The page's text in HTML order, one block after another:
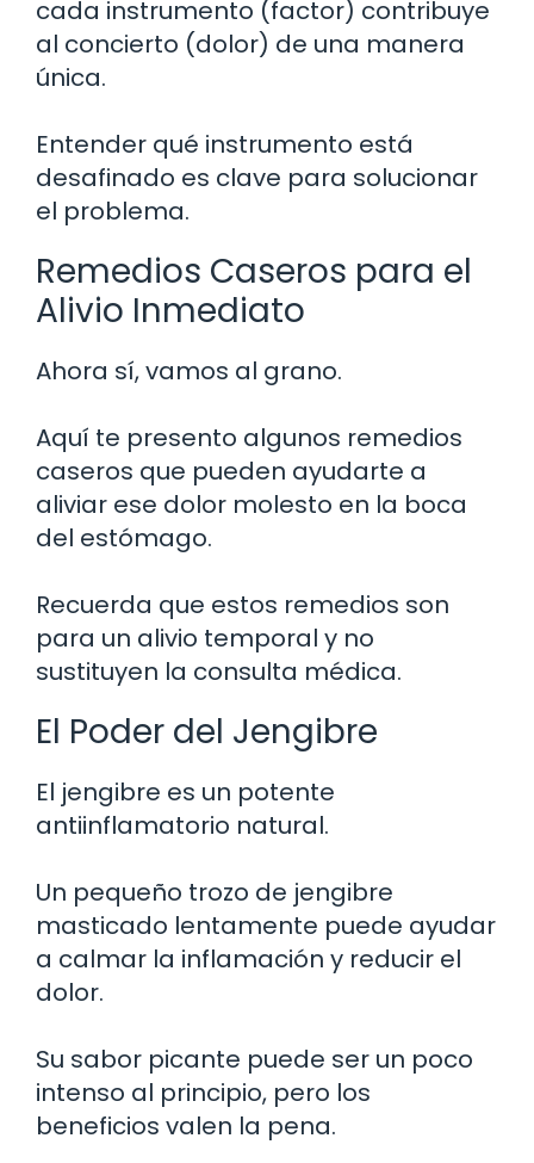
cada instrumento (factor) contribuye
al concierto (dolor) de una manera
única.
Entender qué instrumento está
desafinado es clave para solucionar
el problema.
Remedios Caseros para el
Alivio Inmediato
Ahora sí, vamos al grano.
Aquí te presento algunos remedios
caseros que pueden ayudarte a
aliviar ese dolor molesto en la boca
del estómago.
Recuerda que estos remedios son
para un alivio temporal y no
sustituyen la consulta médica.
El Poder del Jengibre
El jengibre es un potente
antiinflamatorio natural.
Un pequeño trozo de jengibre
masticado lentamente puede ayudar
a calmar la inflamación y reducir el
dolor.
Su sabor picante puede ser un poco
intenso al principio, pero los
beneficios valen la pena.